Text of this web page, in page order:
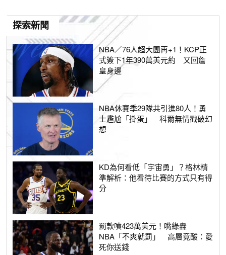
探索新聞
NBA／76人超大團再+1！KCP正
式簽下1年390萬美元約 又回詹
皇身邊
NBA休賽季29隊共引進80人！勇
士尷尬「掛蛋」 科爾無情戳破幻
想
KD為何看低「宇宙勇」？格林精
準解析：他看待比賽的方式只有得
分
罰款噴423萬美元！嘴綠轟
NBA「不爽就罰」 高層竟酸：愛
死你送錢